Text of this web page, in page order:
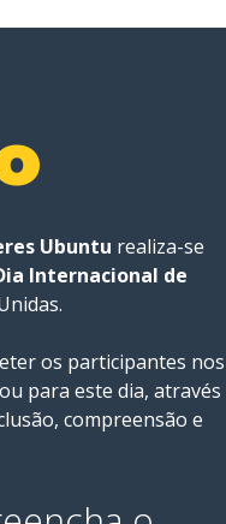
Ubuntu realiza-se
Internacional de
os participantes nos
para este dia, através
compreensão e